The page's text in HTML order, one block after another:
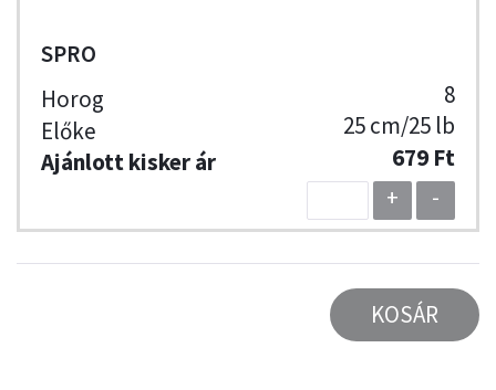
SPRO
8
25 cm/25 lb
679 Ft
+
-
KOSÁR